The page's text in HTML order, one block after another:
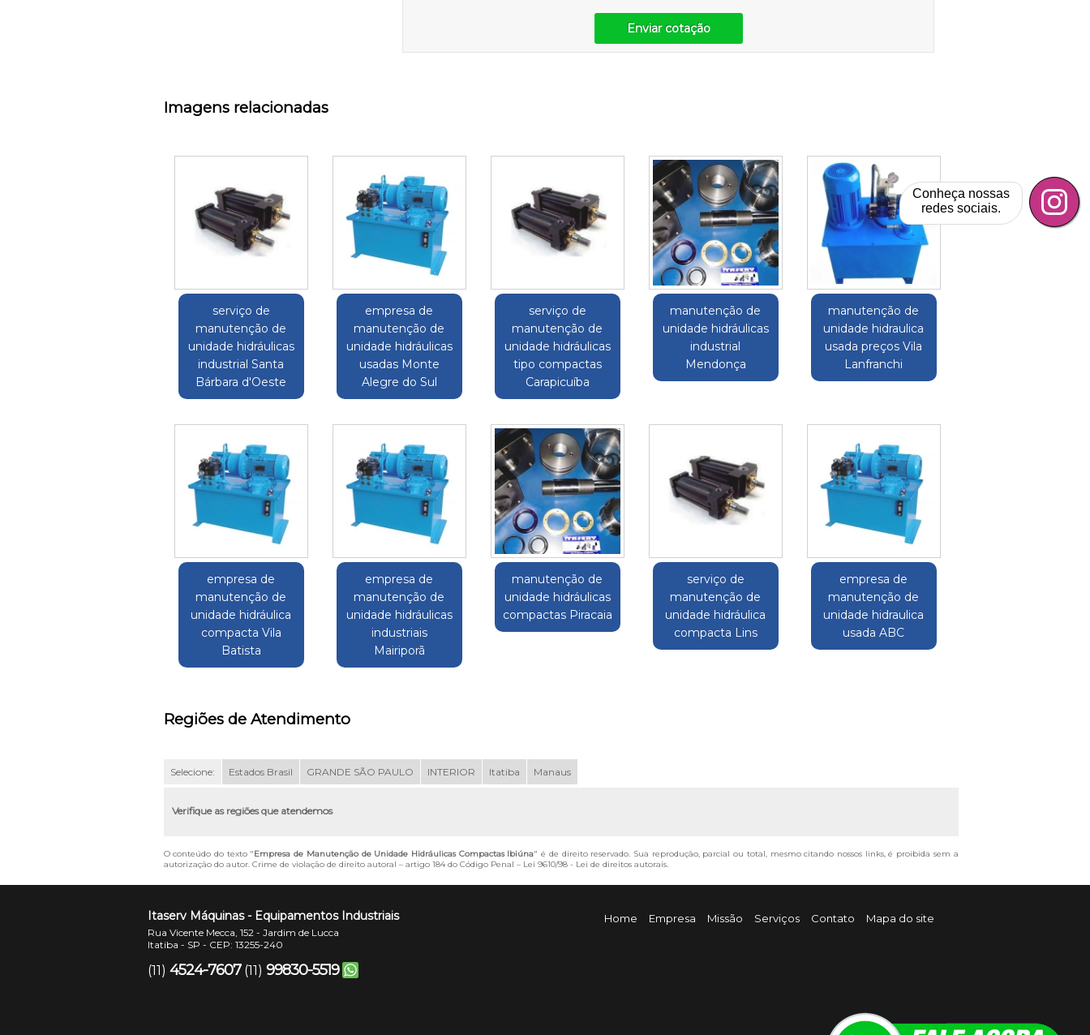
Enviar cotação
Imagens relacionadas
serviço de
manutenção de
unidade hidráulicas
industrial Santa
Bárbara d'Oeste
empresa de
manutenção de
unidade hidráulicas
usadas Monte
Alegre do Sul
serviço de
manutenção de
unidade hidráulicas
tipo compactas
Carapicuíba
manutenção de
unidade hidráulicas
industrial
Mendonça
manutenção de
unidade hidraulica
usada preços Vila
Lanfranchi
empresa de
manutenção de
unidade hidráulica
compacta Vila
Batista
empresa de
manutenção de
unidade hidráulicas
industriais
Mairiporã
manutenção de
unidade hidráulicas
compactas Piracaia
serviço de
manutenção de
unidade hidráulica
compacta Lins
empresa de
manutenção de
unidade hidraulica
usada ABC
Regiões de Atendimento
Selecione: Estados Brasil GRANDE SÃO PAULO INTERIOR Itatiba Manaus
Verifique as regiões que atendemos
O conteúdo do texto "Empresa de Manutenção de Unidade Hidráulicas Compactas Ibiúna" é de direito reservado. Sua reprodução, parcial ou total, mesmo citando nossos links, é proibida sem a
autorização do autor. Crime de violação de direito autoral – artigo 184 do Código Penal – Lei 9610/98 - Lei de direitos autorais.
Itaserv Máquinas - Equipamentos Industriais
Rua Vicente Mecca, 152 - Jardim de Lucca
Itatiba - SP - CEP: 13255-240
(11) 4524-7607 (11) 99830-5519
Home Empresa Missão Serviços Contato Mapa do site
Conheça nossas
redes sociais.